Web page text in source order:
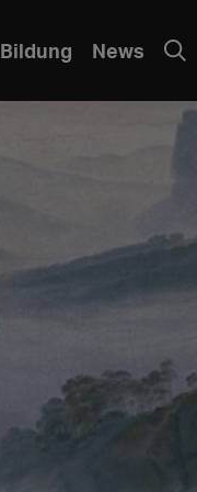
Bildung News